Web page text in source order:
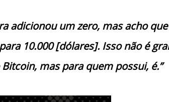
adicionou um zero, mas acho
10.000 [dólares]. Isso não é
mas para quem possui, é.”